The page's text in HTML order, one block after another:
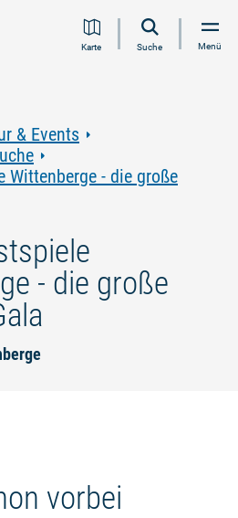
Inhalt
Navigation
Volltextsuche
FooterKarte Suche Menü
& Events
Wittenberge - die große
- die große
vorbei